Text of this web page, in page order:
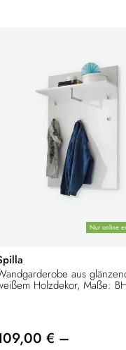
Nur online
aus
Holzdekor, Maße:
€ –